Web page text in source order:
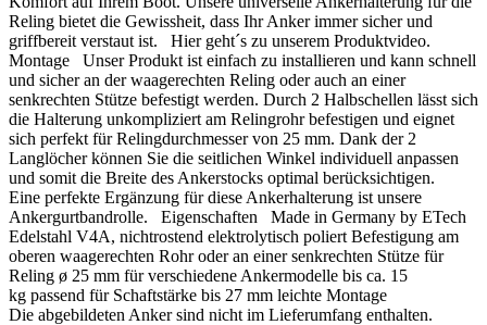
Reling bietet die Gewissheit, dass Ihr Anker immer sicher und
griffbereit verstaut ist. Hier geht´s zu unserem Produktvideo.
Montage Unser Produkt ist einfach zu installieren und kann schnell
und sicher an der waagerechten Reling oder auch an einer
senkrechten Stütze befestigt werden. Durch 2 Halbschellen lässt sich
die Halterung unkompliziert am Relingrohr befestigen und eignet
sich perfekt für Relingdurchmesser von 25 mm. Dank der 2
Langlöcher können Sie die seitlichen Winkel individuell anpassen
und somit die Breite des Ankerstocks optimal berücksichtigen.
Eine perfekte Ergänzung für diese Ankerhalterung ist unsere
Ankergurtbandrolle. Eigenschaften Made in Germany by ETech
Edelstahl V4A, nichtrostend elektrolytisch poliert Befestigung am
oberen waagerechten Rohr oder an einer senkrechten Stütze für
Reling ø 25 mm für verschiedene Ankermodelle bis ca. 15
kg passend für Schaftstärke bis 27 mm leichte Montage
Die abgebildeten Anker sind nicht im Lieferumfang enthalten.